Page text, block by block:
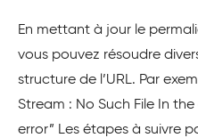
En mettant à jour le
vous pouvez résoudre
structure de l’URL. Par
Stream : No Such File In
error” Les étapes à suivre